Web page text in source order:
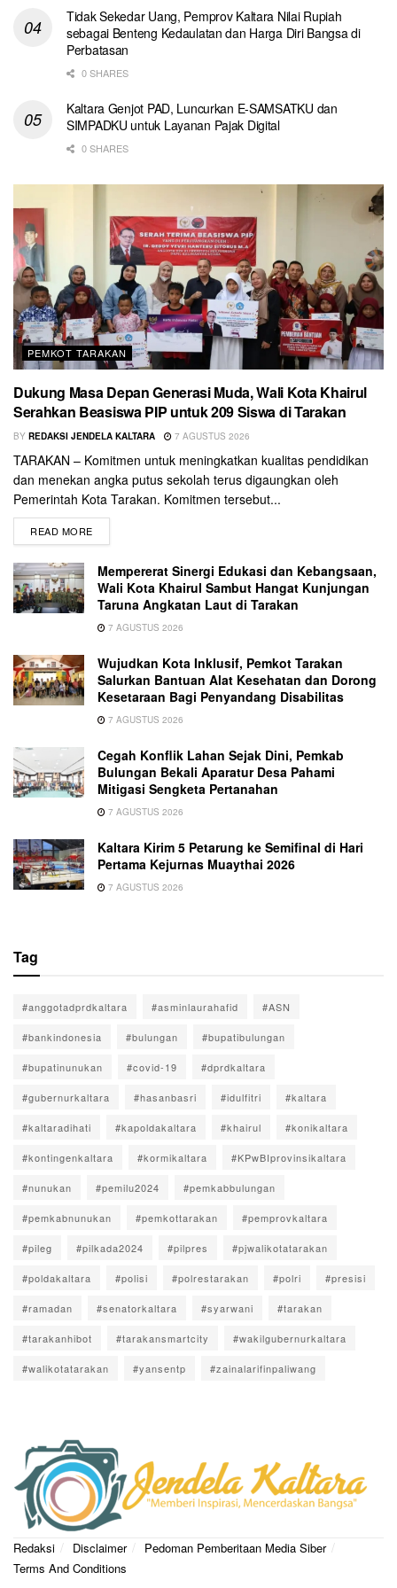
Tidak Sekedar Uang, Pemprov Kaltara Nilai Rupiah
sebagai Benteng Kedaulatan dan Harga Diri Bangsa di
Perbatasan
0 SHARES
Kaltara Genjot PAD, Luncurkan E-SAMSATKU dan
SIMPADKU untuk Layanan Pajak Digital
0 SHARES
PEMKOT TARAKAN
Dukung Masa Depan Generasi Muda, Wali Kota Khairul
Serahkan Beasiswa PIP untuk 209 Siswa di Tarakan
BY REDAKSI JENDELA KALTARA 7 AGUSTUS 2026
TARAKAN – Komitmen untuk meningkatkan kualitas pendidikan
dan menekan angka putus sekolah terus digaungkan oleh
Pemerintah Kota Tarakan. Komitmen tersebut...
READ MORE
Mempererat Sinergi Edukasi dan Kebangsaan,
Wali Kota Khairul Sambut Hangat Kunjungan
Taruna Angkatan Laut di Tarakan
7 AGUSTUS 2026
Wujudkan Kota Inklusif, Pemkot Tarakan
Salurkan Bantuan Alat Kesehatan dan Dorong
Kesetaraan Bagi Penyandang Disabilitas
7 AGUSTUS 2026
Cegah Konflik Lahan Sejak Dini, Pemkab
Bulungan Bekali Aparatur Desa Pahami
Mitigasi Sengketa Pertanahan
7 AGUSTUS 2026
Kaltara Kirim 5 Petarung ke Semifinal di Hari
Pertama Kejurnas Muaythai 2026
7 AGUSTUS 2026
Tag
#anggotadprdkaltara #asminlaurahafid #ASN
#bankindonesia #bulungan #bupatibulungan
#bupatinunukan #covid-19 #dprdkaltara
#gubernurkaltara #hasanbasri #idulfitri #kaltara
#kaltaradihati #kapoldakaltara #khairul #konikaltara
#kontingenkaltara #kormikaltara #KPwBIprovinsikaltara
#nunukan #pemilu2024 #pemkabbulungan
#pemkabnunukan #pemkottarakan #pemprovkaltara
#pileg #pilkada2024 #pilpres #pjwalikotatarakan
#poldakaltara #polisi #polrestarakan #polri #presisi
#ramadan #senatorkaltara #syarwani #tarakan
#tarakanhibot #tarakansmartcity #wakilgubernurkaltara
#walikotatarakan #yansentp #zainalarifinpaliwang
Redaksi Disclaimer
Pedoman Pemberitaan Media Siber
Terms And Conditions